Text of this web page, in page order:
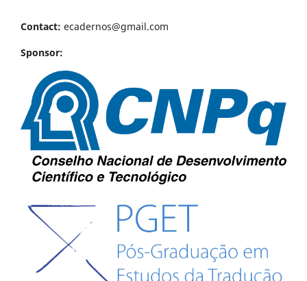
Contact: ecadernos@gmail.com
Sponsor: